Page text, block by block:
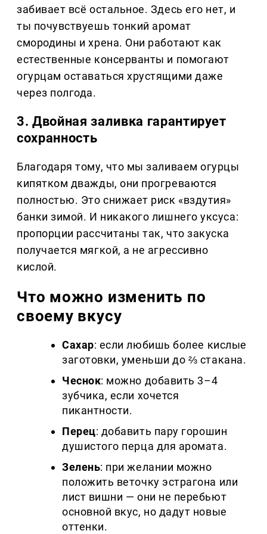
забивает всё остальное. Здесь его нет, и
ты почувствуешь тонкий аромат
смородины и хрена. Они работают как
естественные консерванты и помогают
огурцам оставаться хрустящими даже
через полгода.
3. Двойная заливка гарантирует
сохранность
Благодаря тому, что мы заливаем огурцы
кипятком дважды, они прогреваются
полностью. Это снижает риск «вздутия»
банки зимой. И никакого лишнего уксуса:
пропорции рассчитаны так, что закуска
получается мягкой, а не агрессивно
кислой.
Что можно изменить по
своему вкусу
Сахар: если любишь более кислые
заготовки, уменьши до ⅔ стакана.
Чеснок: можно добавить 3–4
зубчика, если хочется
пикантности.
Перец: добавить пару горошин
душистого перца для аромата.
Зелень: при желании можно
положить веточку эстрагона или
лист вишни — они не перебьют
основной вкус, но дадут новые
оттенки.